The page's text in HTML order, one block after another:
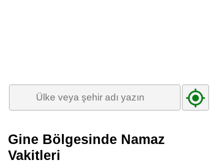
Gine Bölgesinde Namaz
Vakitleri